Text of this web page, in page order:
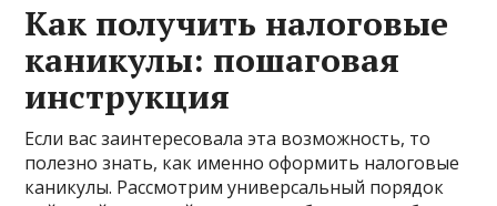
Как получить налоговые
каникулы: пошаговая
инструкция
Если вас заинтересовала эта возможность, то
полезно знать, как именно оформить налоговые
каникулы. Рассмотрим универсальный порядок